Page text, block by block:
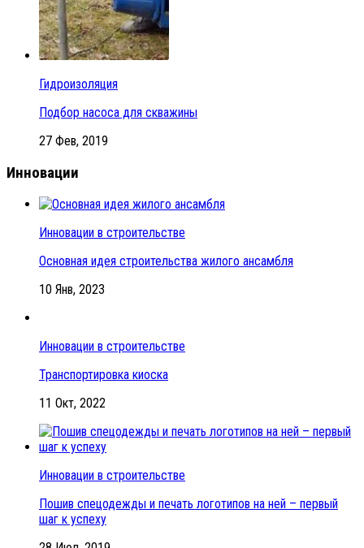
Гидроизоляция
Подбор насоса для скважины
27 Фев, 2019
Инновации
Инновации в строительстве
Основная идея строительства жилого ансамбля
10 Янв, 2023
Инновации в строительстве
Транспортировка киоска
11 Окт, 2022
Инновации в строительстве
Пошив спецодежды и печать логотипов на ней – первый
шаг к успеху